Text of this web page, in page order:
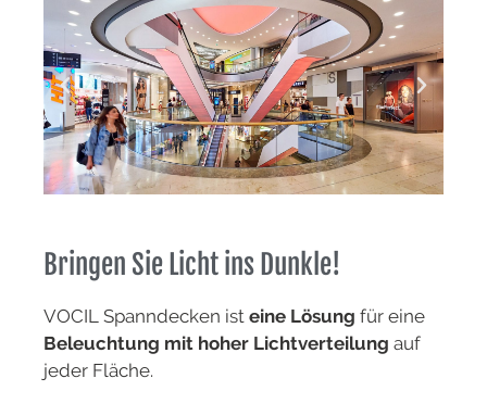
Bringen Sie Licht ins Dunkle!
VOCIL Spanndecken ist eine Lösung für eine
Beleuchtung mit hoher Lichtverteilung auf
jeder Fläche.